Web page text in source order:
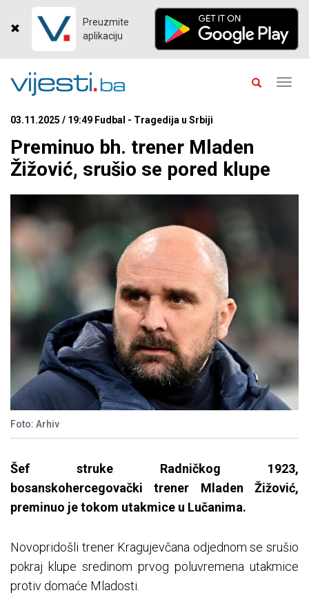
Preuzmite
aplikaciju
03.11.2025 / 19:49 Fudbal - Tragedija u Srbiji
Preminuo bh. trener Mladen
Žižović, srušio se pored klupe
Foto: Arhiv
Šef struke Radničkog 1923,
bosanskohercegovački trener Mladen Žižović,
preminuo je tokom utakmice u Lučanima.
Novopridošli trener Kragujevčana odjednom se srušio
pokraj klupe sredinom prvog poluvremena utakmice
protiv domaće Mladosti.